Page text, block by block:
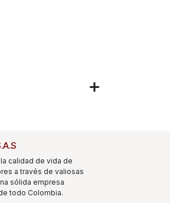
calidad de vida de
a través de valiosas
sólida empresa
todo Colombia.